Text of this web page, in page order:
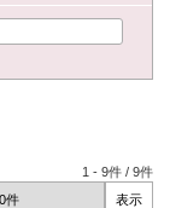
1 -9件 /9件